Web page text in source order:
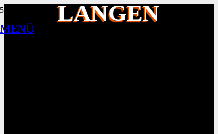
MENÜ
LANGEN